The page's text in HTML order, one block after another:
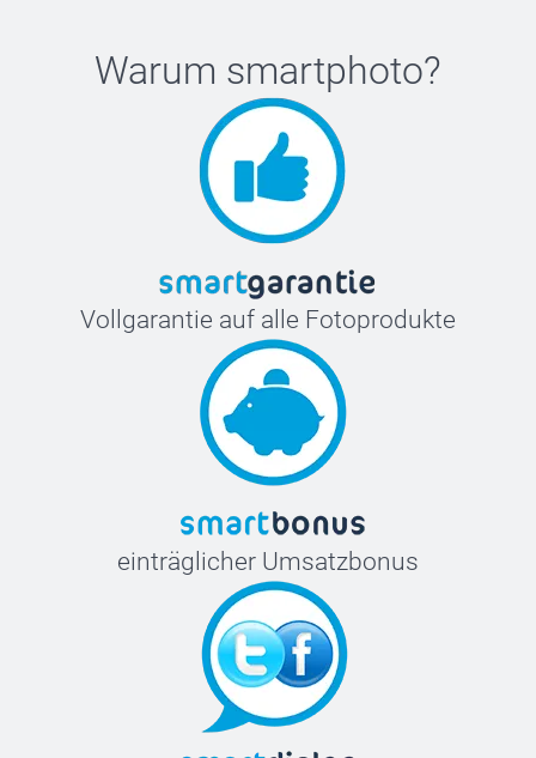
Warum smartphoto?
Vollgarantie auf alle Fotoprodukte
einträglicher Umsatzbonus